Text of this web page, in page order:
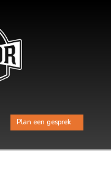
Plan een gesprek